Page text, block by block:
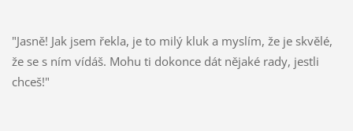
"Jasně! Jak jsem řekla, je to milý kluk a myslím, že je skvělé,
že se s ním vídáš. Mohu ti dokonce dát nějaké rady, jestli
chceš!"